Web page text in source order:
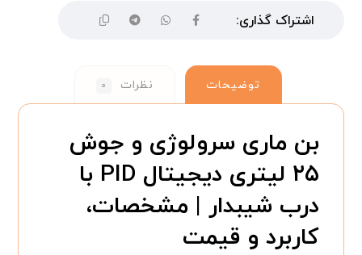
توضیحات نظرات ۰
بن ماری سرولوژی و جوش
۲۵ لیتری دیجیتال PID با
درب شیبدار | مشخصات،
کاربرد و قیمت